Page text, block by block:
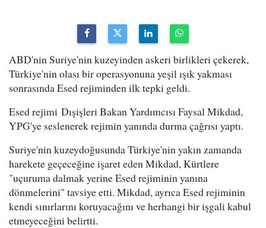
ABD'nin Suriye'nin kuzeyinden askeri birlikleri çekerek,
Türkiye'nin olası bir operasyonuna yeşil ışık yakması
sonrasında Esed rejiminden ilk tepki geldi.
Esed rejimi Dışişleri Bakan Yardımcısı Faysal Mikdad,
YPG'ye seslenerek rejimin yanında durma çağrısı yaptı.
Suriye'nin kuzeydoğusunda Türkiye'nin yakın zamanda
harekete geçeceğine işaret eden Mikdad, Kürtlere
"uçuruma dalmak yerine Esed rejiminin yanına
dönmelerini" tavsiye etti. Mikdad, ayrıca Esed rejiminin
kendi sınırlarını koruyacağını ve herhangi bir işgali kabul
etmeyeceğini belirtti.